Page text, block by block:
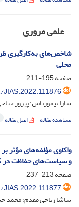
علمی مروری
شاخص‌های به‌کارگیری
محلی
صفحه195-211
JIAS.2022.111876
سارا تیمورتاش؛ پیروز
مشاهده مقاله اصل مقاله
واکاوی مؤلفه‌های مؤثر
و سیاست‌های حفاظت در
صفحه213-237
ساشا ریاحی مقدم؛ محمد